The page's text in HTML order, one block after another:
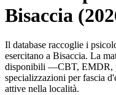
Bisaccia
Il database raccoglie i
esercitano a Bisaccia. La
disponibili —CBT, EMDR,
specializzazioni per fascia
attive nella località.